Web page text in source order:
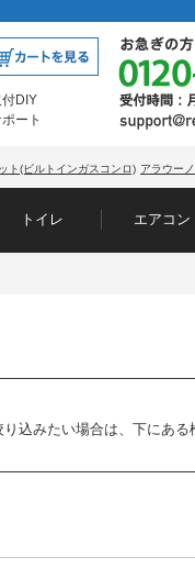
DIY
ート
ト(ビルトインガスコンロ) アラウー
トイレ エアコン
り込みたい場合は、下にあ